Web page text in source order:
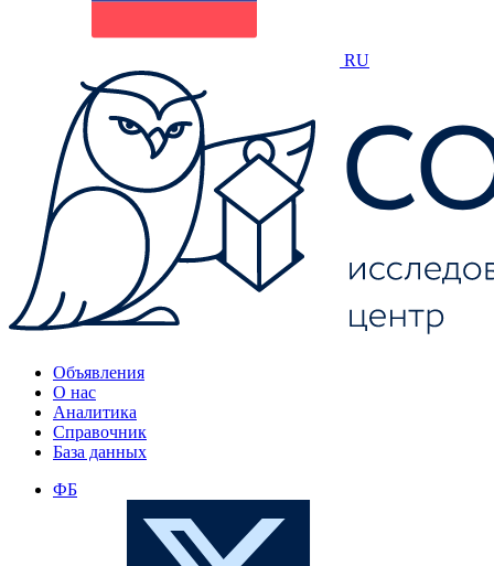
RU
Объявления
О нас
Аналитика
Справочник
База данных
ФБ